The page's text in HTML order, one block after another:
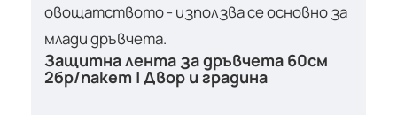
овощатството - използва се основно за
млади дръвчета.
Защитна лента за дръвчета 60см
2бр/пакет | Двор и градина